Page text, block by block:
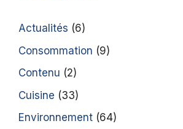
Actualités (6)
Consommation (9)
Contenu (2)
Cuisine (33)
Environnement (64)